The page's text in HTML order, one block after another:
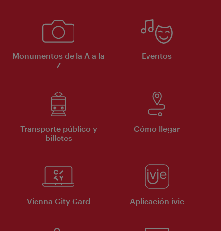
Monumentos de la A a la
Z
Eventos
Transporte público y
billetes
Cómo llegar
Vienna City Card Aplicación ivie